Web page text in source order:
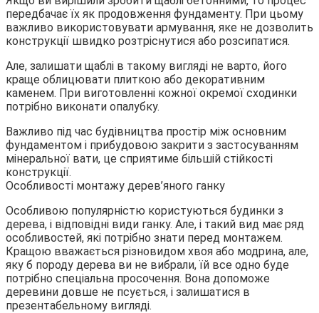
передбачає їх як продовження фундаменту. При цьому
важливо використовувати армування, яке не дозволить
конструкції швидко розтріснутися або розсипатися.
Але, залишати щаблі в такому вигляді не варто, його
краще облицювати плиткою або декоративним
каменем. При виготовленні кожної окремої сходинки
потрібно виконати опалубку.
Важливо під час будівництва простір між основним
фундаментом і прибудовою закрити з застосуванням
мінеральної вати, це сприятиме більшій стійкості
конструкції.
Особливості монтажу дерев’яного ганку
Особливою популярністю користуються будинки з
дерева, і відповідні види ганку. Але, і такий вид має ряд
особливостей, які потрібно знати перед монтажем.
Кращою вважається різновидом хвоя або модрина, але,
яку б породу дерева ви не вибрали, їй все одно буде
потрібно спеціальна просочення. Вона допоможе
деревини довше не псується, і залишатися в
презентабельному вигляді.